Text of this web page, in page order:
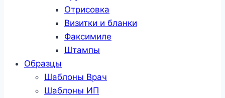
Отрисовка
Визитки и бланки
Факсимиле
Штампы
Образцы
Шаблоны Врач
Шаблоны ИП